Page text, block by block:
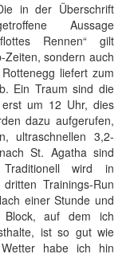
in der Überschrift
Aussage
Rennen“ gilt
sondern auch
liefert zum
Ein Traum sind die
um 12 Uhr, dies
dazu aufgerufen,
ultraschnellen 3,2-
St. Agatha sind
wird in
Trainings-Run
einer Stunde und
auf dem ich
ist so gut wie
habe ich hin